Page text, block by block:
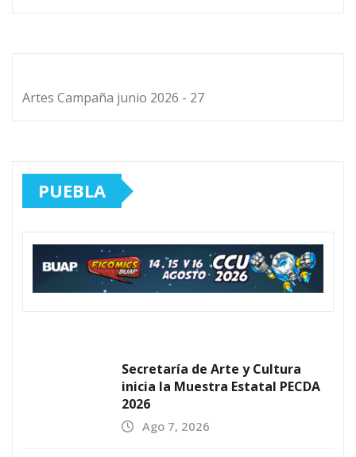
Artes Campaña junio 2026 - 27
PUEBLA
Secretaría de Arte y Cultura
inicia la Muestra Estatal PECDA
2026
Ago 7, 2026